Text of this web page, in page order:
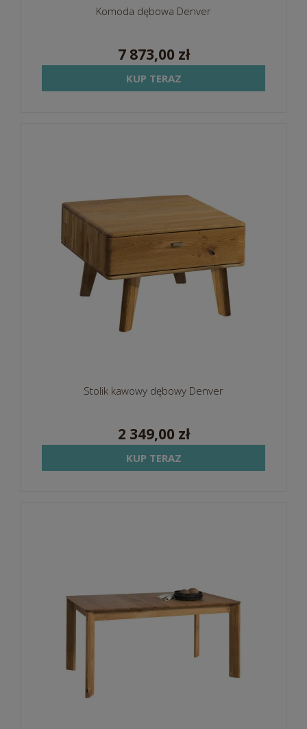
Komoda dębowa Denver
7 873,00 zł
KUP TERAZ
Stolik kawowy dębowy Denver
2 349,00 zł
KUP TERAZ